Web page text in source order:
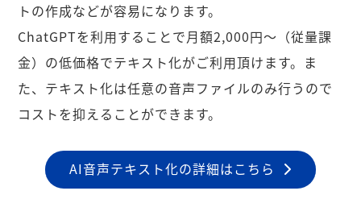
トの作成などが容易になります。
ChatGPTを利用することで月額2,000円〜（従量課
金）の低価格でテキスト化がご利用頂けます。ま
た、テキスト化は任意の音声ファイルのみ行うので
コストを抑えることができます。
AI音声テキスト化の詳細はこちら